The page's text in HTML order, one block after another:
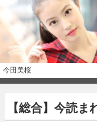
今田美桜
【総合】今読ま